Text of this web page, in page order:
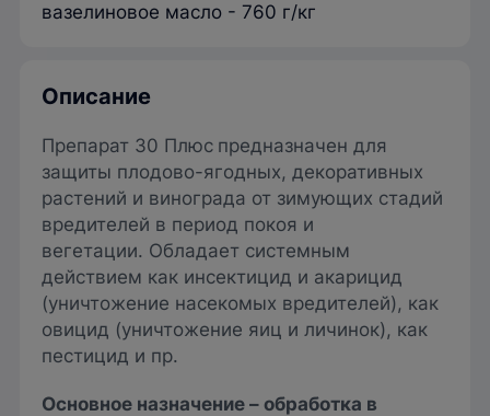
вазелиновое масло - 760 г/кг
Описание
Препарат 30 Плюс предназначен для
защиты плодово-ягодных, декоративных
растений и винограда от зимующих стадий
вредителей в период покоя и
вегетации. Обладает системным
действием как инсектицид и акарицид
(уничтожение насекомых вредителей), как
овицид (уничтожение яиц и личинок), как
пестицид и пр.
Основное назначение – обработка в